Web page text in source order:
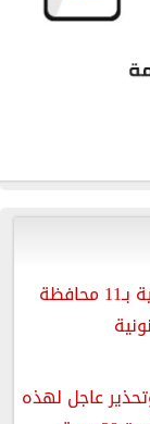
منال عوض: 27 حملة تفتيشية بـ11 محافظة
عاجل لهذه